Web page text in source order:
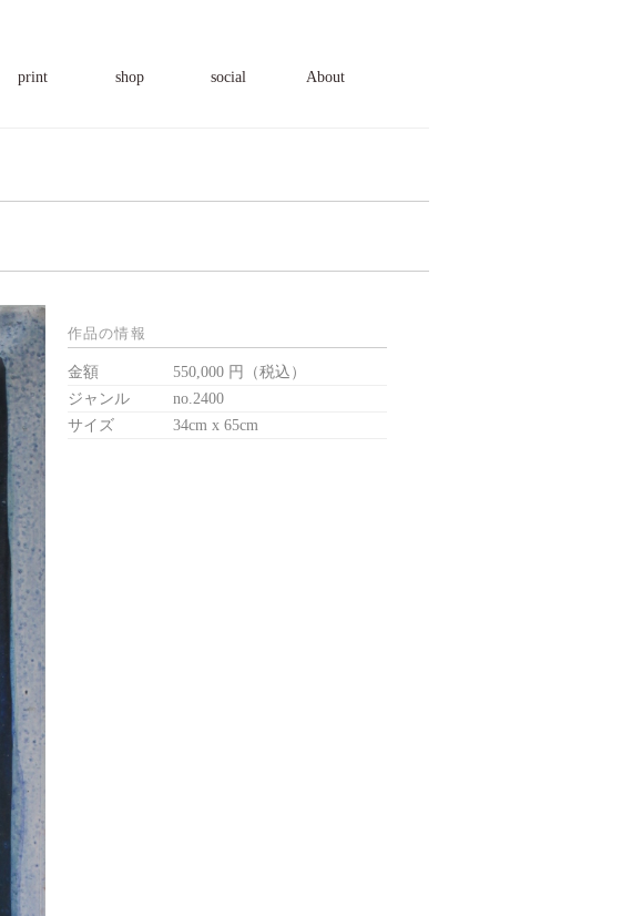
print shop social About
作品の情報
金額
550,000 円（税込）
ジャンル
no.2400
サイズ
34cm x 65cm